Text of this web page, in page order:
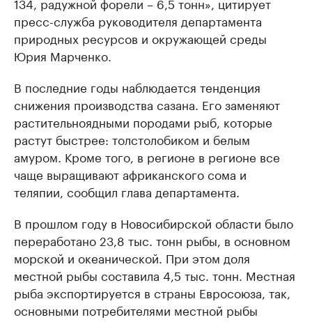
пресс-служба руководителя департамента
природных ресурсов и окружающей среды
Юрия Марченко.
В последние годы наблюдается тенденция
снижения производства сазана. Его заменяют
растительноядными породами рыб, которые
растут быстрее: толстолобиком и белым
амуром. Кроме того, в регионе в регионе все
чаще выращивают африканского сома и
теляпии, сообщил глава департамента.
В прошлом году в Новосибирской области было
переработано 23,8 тыс. тонн рыбы, в основном
морской и океанической. При этом доля
местной рыбы составила 4,5 тыс. тонн. Местная
рыба экспортируется в страны Евросоюза, так,
основными потребителями местной рыбы